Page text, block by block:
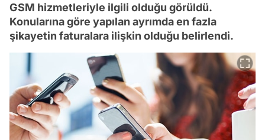
GSM hizmetleriyle ilgili olduğu görüldü.
Konularına göre yapılan ayrımda en fazla
şikayetin faturalara ilişkin olduğu belirlendi.